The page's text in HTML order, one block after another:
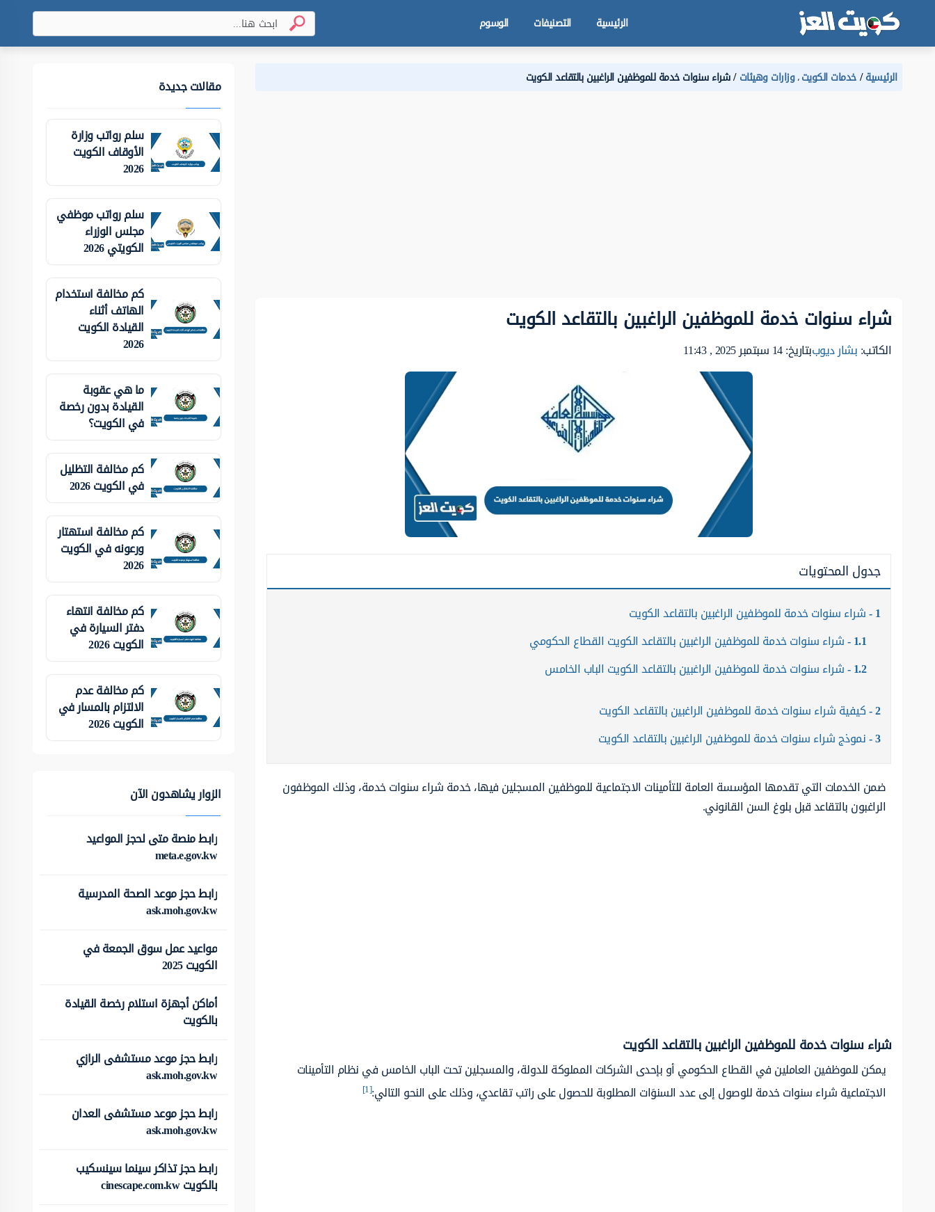
الرئيسية التصنيفات الوسوم
الرئيسية خدمات الكويت،وزارات وهيئات شراء سنوات خدمة للموظفين الراغبين بالتقاعد الكويت
شراء سنوات خدمة للموظفين الراغبين بالتقاعد الكويت
الكاتب:بشار ديوببتاريخ: 14 سبتمبر 2025 , 11:43
جدول المحتويات
1 شراء سنوات خدمة للموظفين الراغبين بالتقاعد الكويت
1.1 شراء سنوات خدمة للموظفين الراغبين بالتقاعد الكويت القطاع الحكومي
1.2 شراء سنوات خدمة للموظفين الراغبين بالتقاعد الكويت الباب الخامس
2 كيفية شراء سنوات خدمة للموظفين الراغبين بالتقاعد الكويت
3 نموذج شراء سنوات خدمة للموظفين الراغبين بالتقاعد الكويت
ضمن الخدمات التي تقدمها المؤسسة العامة للتأمينات الاجتماعية للموظفين المسجلين فيها، خدمة شراء سنوات خدمة، وذلك الموظفون
الراغبون بالتقاعد قبل بلوغ السن القانوني.
شراء سنوات خدمة للموظفين الراغبين بالتقاعد الكويت
يمكن للموظفين العاملين في القطاع الحكومي أو بإحدى الشركات المملوكة للدولة، والمسجلين تحت الباب الخامس في نظام التأمينات
الاجتماعية شراء سنوات خدمة للوصول إلى عدد السنوَات المطلوبة للحصول على راتب تقاعدي، وذلك على النحو التالي:[1]
مقالات جديدة
سلم رواتب وزارة
الأوقاف الكويت
2026
سلم رواتب موظفي
مجلس الوزراء
الكويتي 2026
كم مخالفة استخدام
الهاتف أثناء
القيادة الكويت
2026
ما هي عقوبة
القيادة بدون رخصة
في الكويت؟
كم مخالفة التظليل
في الكويت 2026
كم مخالفة استهتار
ورعونه في الكويت
2026
كم مخالفة انتهاء
دفتر السيارة في
الكويت 2026
كم مخالفة عدم
الالتزام بالمسار في
الكويت 2026
الزوار يشاهدون الآن
رابط منصة متى لحجز المواعيد
meta.e.gov.kw
رابط حجز موعد الصحة المدرسية
ask.moh.gov.kw
مواعيد عمل سوق الجمعة في
الكويت 2025
أماكن أجهزة استلام رخصة القيادة
بالكويت
رابط حجز موعد مستشفى الرازي
ask.moh.gov.kw
رابط حجز موعد مستشفى العدان
ask.moh.gov.kw
رابط حجز تذاكر سينما سينسكيب
بالكويت cinescape.com.kw